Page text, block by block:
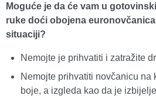
Moguće je da će vam u
ruke doći obojena
situaciji?
Nemojte je prihvatiti i zatražite
Nemojte prihvatiti novčanicu na
boje, a izgleda kao da je